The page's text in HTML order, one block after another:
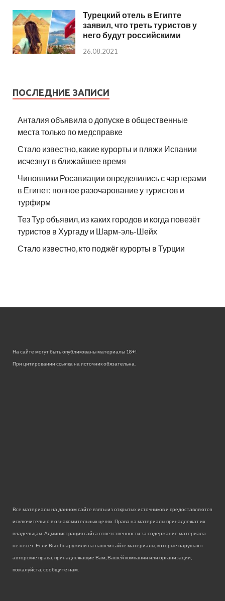
Турецкий отель в Египте
заявил, что треть туристов у
него будут российскими
26.08.2021
ПОСЛЕДНИЕ ЗАПИСИ
Анталия объявила о допуске в общественные
места только по медсправке
Стало известно, какие курорты и пляжи Испании
исчезнут в ближайшее время
Чиновники Росавиации определились с чартерами
в Египет: полное разочарование у туристов и
турфирм
Тез Тур объявил, из каких городов и когда повезёт
туристов в Хургаду и Шарм-эль-Шейх
Стало известно, кто поджёг курорты в Турции
На сайте могут быть опубликованы материалы 18+!
При цитировании ссылка на источник обязательна.
Все материалы на данном сайте взяты из открытых источников и предоставляются
исключительно в ознакомительных целях. Права на материалы принадлежат их
владельцам. Администрация сайта ответственности за содержание материала
не несет. Если Вы обнаружили на нашем сайте материалы, которые нарушают
авторские права, принадлежащие Вам, Вашей компании или организации,
пожалуйста, сообщите нам.